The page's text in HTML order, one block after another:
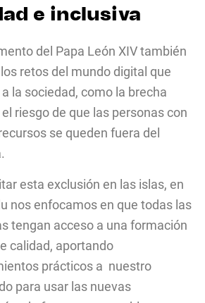
e inclusiva
del Papa León XIV también
retos del mundo digital que
la sociedad, como la brecha
riesgo de que las personas con
se queden fuera del
esta exclusión en las islas, en
nos enfocamos en que todas las
tengan acceso a una formación
calidad, aportando
prácticos a nuestro
para usar las nuevas